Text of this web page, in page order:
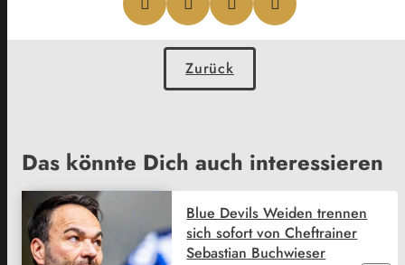
Zurück
Das könnte Dich auch interessieren
Blue Devils Weiden trennen
sich sofort von Cheftrainer
Sebastian Buchwieser